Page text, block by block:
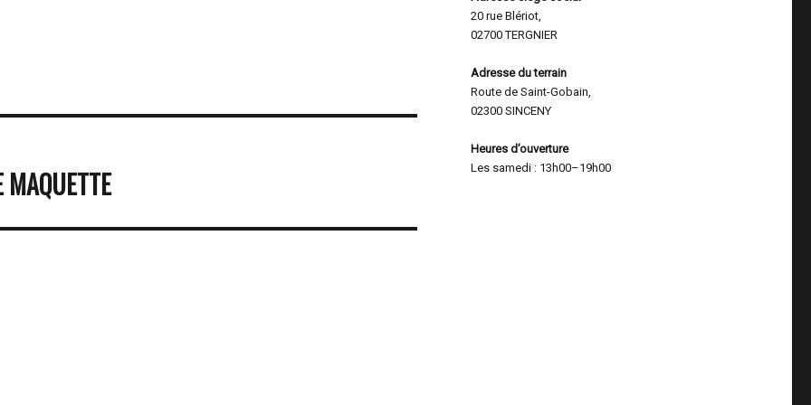
MAQUETTE
20 rue Blériot,
02700 TERGNIER
Adresse du terrain
Route de Saint-Gobain,
02300 SINCENY
Heures d’ouverture
Les samedi : 13h00–19h00